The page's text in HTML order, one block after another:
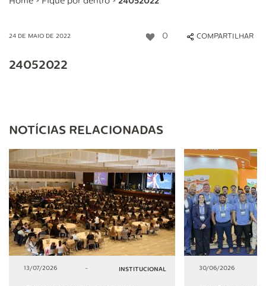
24 DE MAIO DE 2022 0 COMPARTILHAR
24052022
NOTÍCIAS RELACIONADAS
13/07/2026 - INSTITUCIONAL 30/06/2026